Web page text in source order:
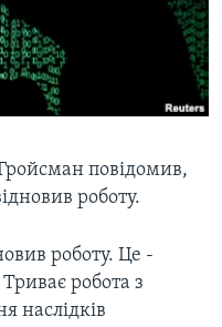
повідомив,
роботу.
роботу. Це -
робота з
наслідків